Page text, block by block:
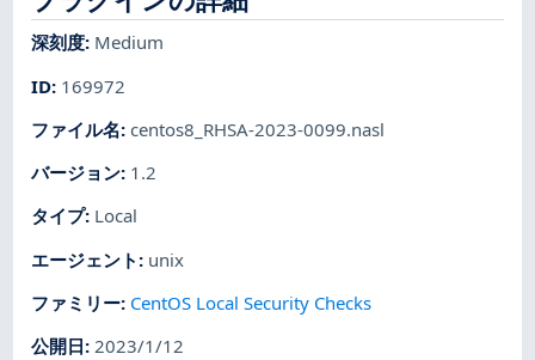
深刻度: Medium
ID: 169972
ファイル名:centos8_RHSA-2023-0099.nasl
バージョン: 1.2
タイプ: Local
エージェント : unix
ファミリー: CentOS Local Security Checks
公開日:2023/1/12